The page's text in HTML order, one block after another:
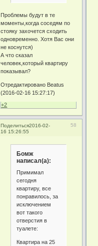
Проблемы будут в те
моменты,когда соседям по
стояку захочется сходить
одновременно. Хотя Вас они
не коснутся)
А что сказал
человек,который квартиру
показывал?
Отредактировано Beatus
(2016-02-16 15:27:17)
+2
Поделиться 58
2016-02-
16 15:26:55
Бомж
написал(а):
Примимал
сегодня
квартиру, все
понравилось, за
исключением
вот такого
отверстия в
туалете:
Квартира на 25